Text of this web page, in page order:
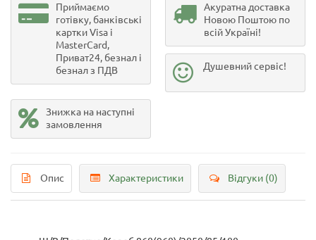
Приймаємо
готівку, банківські
картки Visa і
MasterCard,
Приват24, безнал і
безнал з ПДВ
Акуратна доставка
Новою Поштою по
всій Україні!
Душевний сервіс!
Знижка на наступні
замовлення
Опис Характеристики Відгуки (0)